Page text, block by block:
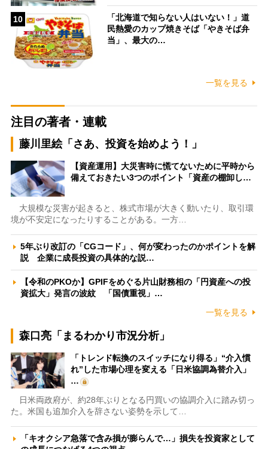
10
「北海道で知らない人はいない！」道
民熱愛のカップ焼きそば「やきそば弁
当」、最大の…
一覧を見る
注目の著者・連載
藤川里絵「さあ、投資を始めよう！」
【資産運用】大災害時に慌てないために平時から
備えておきたい3つのポイント「資産の棚卸し…
大規模な災害が起きると、株式市場が大きく動いたり、取引環
境が不安定になったりすることがある。一方…
5年ぶり改訂の「CGコード」、何が変わったのかポイントを解
説 企業に成長投資の具体的な説…
【令和のPKOか】GPIFをめぐる片山財務相の「円資産への投
資拡大」発言の波紋 「国債重視」…
一覧を見る
森口亮「まるわかり市況分析」
「トレンド転換のスイッチになり得る」“介入慣
れ”した市場心理を変える「日米協調為替介入」
…
日米両政府が、約28年ぶりとなる円買いの協調介入に踏み切っ
た。米国も追加介入を辞さない姿勢を示して…
「キオクシア急落で含み損が膨らんで…」損失を投資家として